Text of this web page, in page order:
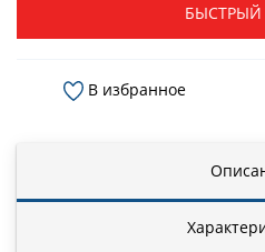
БЫСТРЫЙ
В избранное